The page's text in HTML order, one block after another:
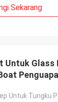
Sekarang
Untuk
Untuk Tungku